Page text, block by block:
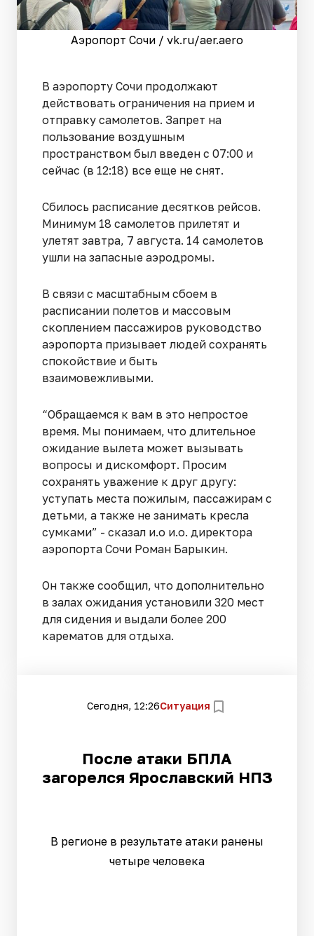
Аэропорт Сочи / vk.ru/aer.aero
В аэропорту Сочи продолжают
действовать ограничения на прием и
отправку самолетов. Запрет на
пользование воздушным
пространством был введен с 07:00 и
сейчас (в 12:18) все еще не снят.
Сбилось расписание десятков рейсов.
Минимум 18 самолетов прилетят и
улетят завтра, 7 августа. 14 самолетов
ушли на запасные аэродромы.
В связи с масштабным сбоем в
расписании полетов и массовым
скоплением пассажиров руководство
аэропорта призывает людей сохранять
спокойствие и быть
взаимовежливыми.
“Обращаемся к вам в это непростое
время. Мы понимаем, что длительное
ожидание вылета может вызывать
вопросы и дискомфорт. Просим
сохранять уважение к друг другу:
уступать места пожилым, пассажирам с
детьми, а также не занимать кресла
сумками” - сказал и.о и.о. директора
аэропорта Сочи Роман Барыкин.
Он также сообщил, что дополнительно
в залах ожидания установили 320 мест
для сидения и выдали более 200
карематов для отдыха.
Сегодня, 12:26Ситуация
После атаки БПЛА
загорелся Ярославский НПЗ
В регионе в результате атаки ранены
четыре человека